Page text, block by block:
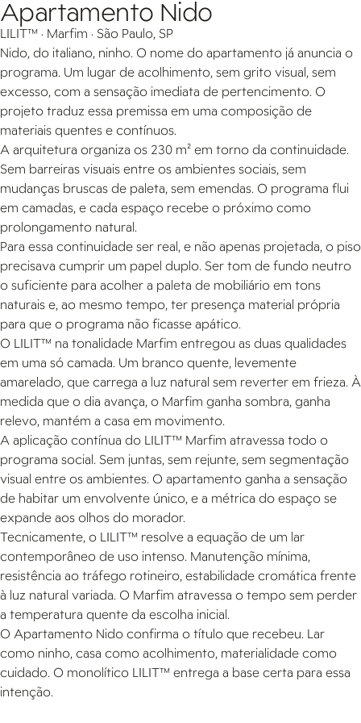
Apartamento Nido
LILIT™ · Marfim · São Paulo, SP
Nido, do italiano, ninho. O nome do apartamento já anuncia o
programa. Um lugar de acolhimento, sem grito visual, sem
excesso, com a sensação imediata de pertencimento. O
projeto traduz essa premissa em uma composição de
materiais quentes e contínuos.
A arquitetura organiza os 230 m² em torno da continuidade.
Sem barreiras visuais entre os ambientes sociais, sem
mudanças bruscas de paleta, sem emendas. O programa flui
em camadas, e cada espaço recebe o próximo como
prolongamento natural.
Para essa continuidade ser real, e não apenas projetada, o piso
precisava cumprir um papel duplo. Ser tom de fundo neutro
o suficiente para acolher a paleta de mobiliário em tons
naturais e, ao mesmo tempo, ter presença material própria
para que o programa não ficasse apático.
O LILIT™ na tonalidade Marfim entregou as duas qualidades
em uma só camada. Um branco quente, levemente
amarelado, que carrega a luz natural sem reverter em frieza. À
medida que o dia avança, o Marfim ganha sombra, ganha
relevo, mantém a casa em movimento.
A aplicação contínua do LILIT™ Marfim atravessa todo o
programa social. Sem juntas, sem rejunte, sem segmentação
visual entre os ambientes. O apartamento ganha a sensação
de habitar um envolvente único, e a métrica do espaço se
expande aos olhos do morador.
Tecnicamente, o LILIT™ resolve a equação de um lar
contemporâneo de uso intenso. Manutenção mínima,
resistência ao tráfego rotineiro, estabilidade cromática frente
à luz natural variada. O Marfim atravessa o tempo sem perder
a temperatura quente da escolha inicial.
O Apartamento Nido confirma o título que recebeu. Lar
como ninho, casa como acolhimento, materialidade como
cuidado. O monolítico LILIT™ entrega a base certa para essa
intenção.